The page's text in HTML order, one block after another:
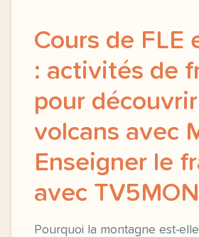
Cours de FLE
: activités de
pour
volcans avec
Enseigner le
avec
Pourquoi la montagne est-